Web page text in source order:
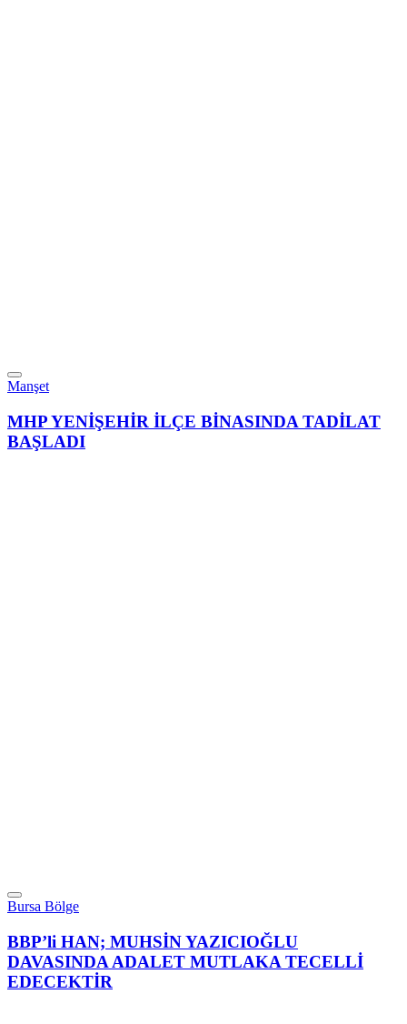
Manşet
MHP YENİŞEHİR İLÇE BİNASINDA TADİLAT
BAŞLADI
Bursa Bölge
BBP’li HAN; MUHSİN YAZICIOĞLU
DAVASINDA ADALET MUTLAKA TECELLİ
EDECEKTİR